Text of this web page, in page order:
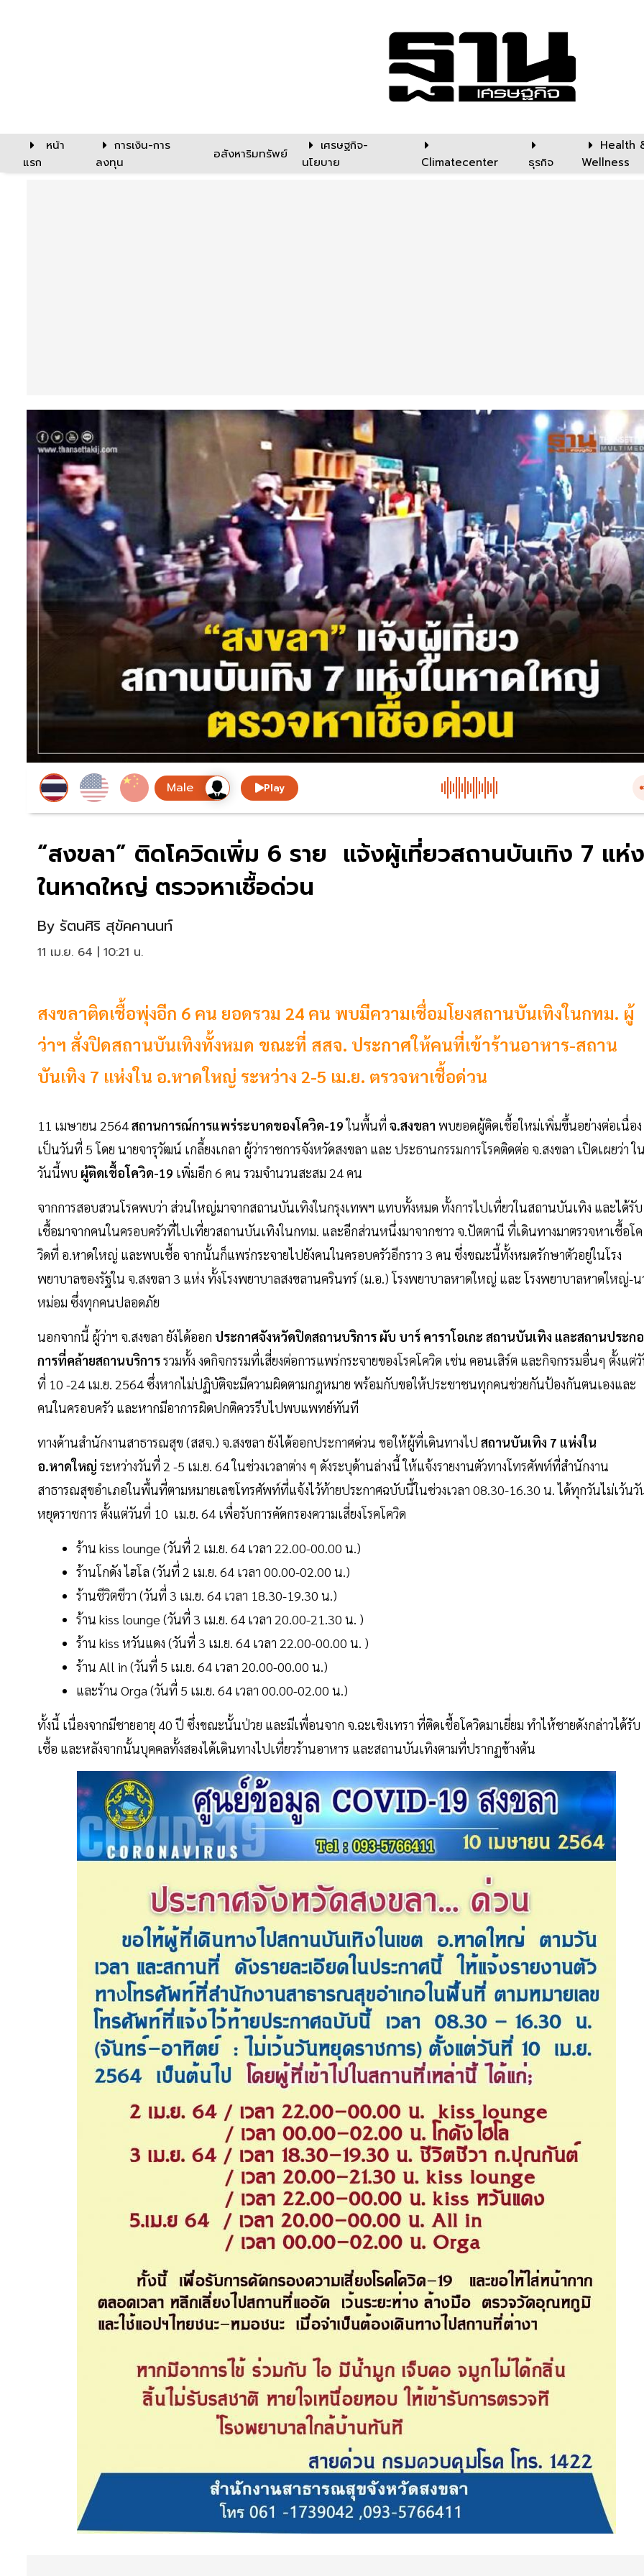
หน้า
แรก
การเงิน-การ
ลงทุน
อสังหาริมทรัพย์
เศรษฐกิจ-
นโยบาย
Climatecenter ธุรกิจ
Health
Wellness
Play
“สงขลา” ติดโควิดเพิ่ม 6 ราย แจ้งผู้เที่ยวสถานบันเทิง 7 แห่ง
ในหาดใหญ่ ตรวจหาเชื้อด่วน
By รัตนศิริ สุขัคคานนท์
11 เม.ย. 64 | 10:21 น.
สงขลาติดเชื้อพุ่งอีก 6 คน ยอดรวม 24 คน พบมีความเชื่อมโยงสถานบันเทิงในกทม. ผู้
ว่าฯ สั่งปิดสถานบันเทิงทั้งหมด ขณะที่ สสจ. ประกาศให้คนที่เข้าร้านอาหาร-สถาน
บันเทิง 7 แห่งใน อ.หาดใหญ่ ระหว่าง 2-5 เม.ย. ตรวจหาเชื้อด่วน
11 เมษายน 2564สถานการณ์การแพร่ระบาดของโควิด-19ในพื้นที่ จ.สงขลา พบยอดผู้ติดเชื้อใหม่เพิ่มขึ้นอย่างต่อเนื่อง
เป็นวันที่ 5 โดย นายจารุวัฒน์ เกลี้ยงเกลา ผู้ว่าราชการจังหวัดสงขลา และ ประธานกรรมการโรคติดต่อ จ.สงขลา เปิดเผยว่า ใ
วันนี้พบ ผู้ติดเชื้อโควิด-19 เพิ่มอีก 6 คน รวมจำนวนสะสม 24 คน
จากการสอบสวนโรคพบว่า ส่วนใหญ่มาจากสถานบันเทิงในกรุงเทพฯ แทบทั้งหมด ทั้งการไปเที่ยวในสถานบันเทิง และได้รับ
เชื้อมาจากคนในครอบครัวที่ไปเที่ยวสถานบันเทิงในกทม. และอีกส่วนหนึ่งมาจากชาว จ.ปัตตานี ที่เดินทางมาตรวจหาเชื้อโค
วิดที่ อ.หาดใหญ่ และพบเชื้อ จากนั้นก็แพร่กระจายไปยังคนในครอบครัวอีกราว 3 คน ซึ่งขณะนี้ทั้งหมดรักษาตัวอยู่ในโรง
พยาบาลของรัฐใน จ.สงขลา 3 แห่ง ทั้งโรงพยาบาลสงขลานครินทร์ (ม.อ.) โรงพยาบาลหาดใหญ่ และ โรงพยาบาลหาดใหญ่-น
หม่อม ซึ่งทุกคนปลอดภัย
นอกจากนี้ ผู้ว่าฯ จ.สงขลา ยังได้ออก ประกาศจังหวัดปิดสถานบริการ ผับ บาร์ คาราโอเกะ สถานบันเทิง และสถานประก
การที่คล้ายสถานบริการรวมทั้ง งดกิจกรรมที่เสี่ยงต่อการแพร่กระจายของโรคโควิด เช่น คอนเสิร์ต และกิจกรรมอื่นๆ ตั้งแต่
ที่ 10 -24 เม.ย. 2564 ซึ่งหากไม่ปฏิบัติจะมีความผิดตามกฎหมาย พร้อมกับขอให้ประชาชนทุกคนช่วยกันป้องกันตนเองและ
คนในครอบครัว และหากมีอาการผิดปกติควรรีบไปพบแพทย์ทันที
ทางด้านสำนักงานสาธารณสุข (สสจ.) จ.สงขลา ยังได้ออกประกาศด่วน ขอให้ผู้ที่เดินทางไป สถานบันเทิง 7 แห่งใน
อ.หาดใหญ่ ระหว่างวันที่ 2 -5 เม.ย. 64 ในช่วงเวลาต่าง ๆ ดังระบุด้านล่างนี้ ให้แจ้งรายงานตัวทางโทรศัพท์ที่สำนักงาน
สาธารณสุขอำเภอในพื้นที่ตามหมายเลขโทรศัพท์ที่แจ้งไว้ท้ายประกาศฉบับนี้ในช่วงเวลา 08.30-16.30 น. ได้ทุกวันไม่เว้นวั
หยุดราชการ ตั้งแต่วันที่ 10 เม.ย. 64 เพื่อรับการคัดกรองความเสี่ยงโรคโควิด
ร้าน kiss lounge (วันที่ 2 เม.ย. 64 เวลา 22.00-00.00 น.)
ร้านโกดัง ไฮโล (วันที่ 2 เม.ย. 64 เวลา 00.00-02.00 น.)
ร้านชีวิตชีวา (วันที่ 3 เม.ย. 64 เวลา 18.30-19.30 น.)
ร้าน kiss lounge (วันที่ 3 เม.ย. 64 เวลา 20.00-21.30 น. )
ร้าน kiss หวันแดง (วันที่ 3 เม.ย. 64 เวลา 22.00-00.00 น. )
ร้าน All in (วันที่ 5 เม.ย. 64 เวลา 20.00-00.00 น.)
และร้าน Orga (วันที่ 5 เม.ย. 64 เวลา 00.00-02.00 น.)
ทั้งนี้ เนื่องจากมีชายอายุ 40 ปี ซึ่งขณะนั้นป่วย และมีเพื่อนจาก จ.ฉะเชิงเทรา ที่ติดเชื้อโควิดมาเยี่ยม ทำไห้ชายดังกล่าวได้รับ
เชื้อ และหลังจากนั้นบุคคลทั้งสองได้เดินทางไปเที่ยวร้านอาหาร และสถานบันเทิงตามที่ปรากฏข้างต้น